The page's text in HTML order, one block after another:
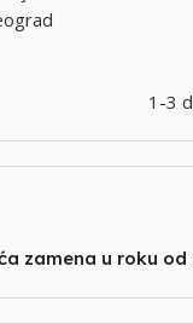
1-3
zamena u roku od